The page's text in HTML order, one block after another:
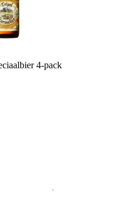
4-pack